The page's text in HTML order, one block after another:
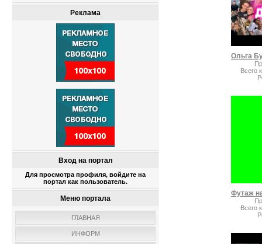
Реклама
Вход на портал
Для просмотра профиля, войдите на
портал как пользователь.
Меню портала
ГЛАВНАЯ
ИНФОРМ
Всего
Всего